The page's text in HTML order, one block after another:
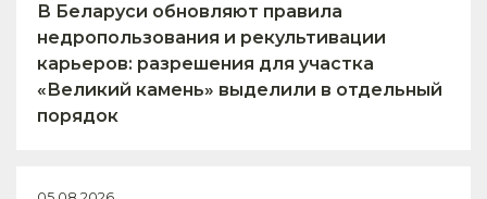
В Беларуси обновляют правила
недропользования и рекультивации
карьеров: разрешения для участка
«Великий камень» выделили в отдельный
порядок